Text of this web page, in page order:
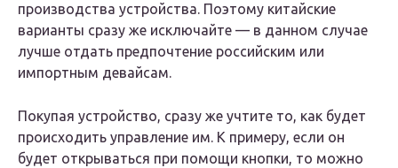
производства устройства. Поэтому китайские
варианты сразу же исключайте — в данном случае
лучше отдать предпочтение российским или
импортным девайсам.
Покупая устройство, сразу же учтите то, как будет
происходить управление им. К примеру, если он
будет открываться при помощи кнопки, то можно